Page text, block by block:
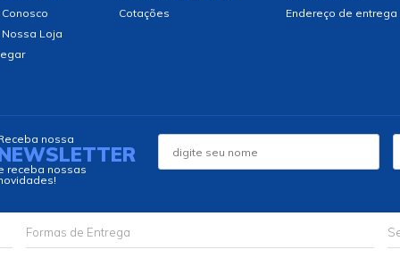
Nossa Loja
Cotações
Endereço de entrega
nossa
receba nossas
Formas de Entrega